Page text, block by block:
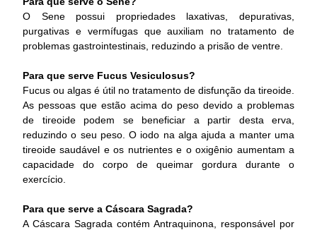
O Sene possui propriedades laxativas, depurativas,
purgativas e vermífugas que auxiliam no tratamento de
problemas gastrointestinais, reduzindo a prisão de ventre.
Para que serve Fucus Vesiculosus?
Fucus ou algas é útil no tratamento de disfunção da tireoide.
As pessoas que estão acima do peso devido a problemas
de tireoide podem se beneficiar a partir desta erva,
reduzindo o seu peso. O iodo na alga ajuda a manter uma
tireoide saudável e os nutrientes e o oxigênio aumentam a
capacidade do corpo de queimar gordura durante o
exercício.
Para que serve a Cáscara Sagrada?
A Cáscara Sagrada contém Antraquinona, responsável por